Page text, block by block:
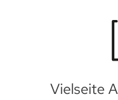
Vielseite